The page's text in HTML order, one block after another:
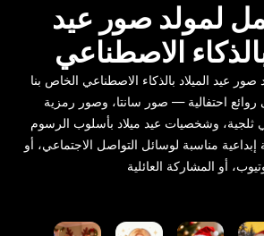
لمولد صور عيد
بالذكاء الاصطناعي
عيد الميلاد بالذكاء الاصطناعي الخاص بنا
روائع احتفالية — صور سانتا، وصور رمزية
ثلجية، وشخصيات عيد ميلاد بأسلوب الرسوم
مناسبة لوسائل التواصل الاجتماعي، أو